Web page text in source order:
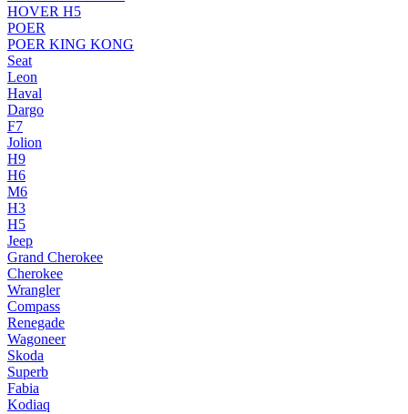
HOVER H5
POER
POER KING KONG
Seat
Leon
Haval
Dargo
F7
Jolion
H9
H6
M6
H3
H5
Jeep
Grand Cherokee
Cherokee
Wrangler
Compass
Renegade
Wagoneer
Skoda
Superb
Fabia
Kodiaq